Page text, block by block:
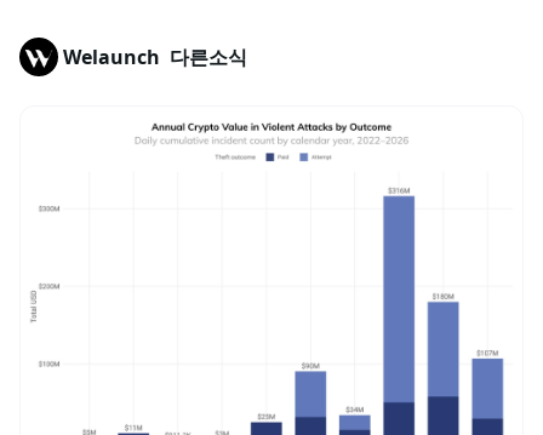
Welaunch 다른소식